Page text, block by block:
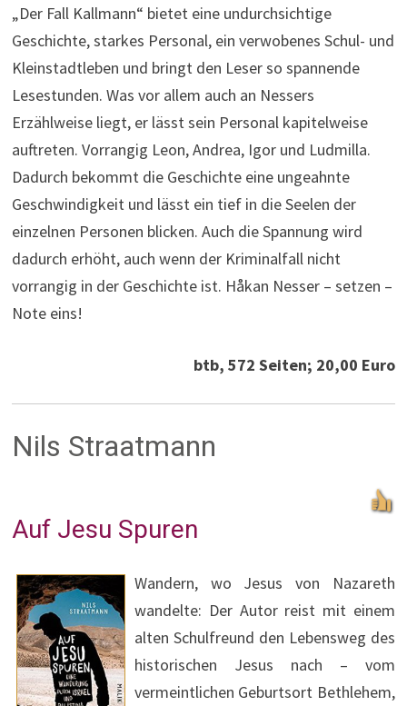
„Der Fall Kallmann“ bietet eine undurchsichtige
Geschichte, starkes Personal, ein verwobenes Schul- und
Kleinstadtleben und bringt den Leser so spannende
Lesestunden. Was vor allem auch an Nessers
Erzählweise liegt, er lässt sein Personal kapitelweise
auftreten. Vorrangig Leon, Andrea, Igor und Ludmilla.
Dadurch bekommt die Geschichte eine ungeahnte
Geschwindigkeit und lässt ein tief in die Seelen der
einzelnen Personen blicken. Auch die Spannung wird
dadurch erhöht, auch wenn der Kriminalfall nicht
vorrangig in der Geschichte ist. Håkan Nesser – setzen –
Note eins!
btb, 572 Seiten; 20,00 Euro
Nils Straatmann
Auf Jesu Spuren
Wandern, wo Jesus von Nazareth
wandelte: Der Autor reist mit einem
alten Schulfreund den Lebensweg des
historischen Jesus nach – vom
vermeintlichen Geburtsort Bethlehem,